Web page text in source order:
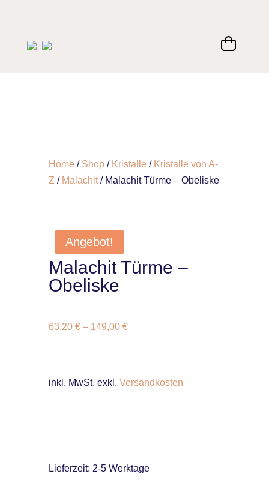
Home / Shop/ Kristalle / Kristalle von A-
Z / Malachit/ Malachit Türme – Obeliske
Angebot!
Malachit Türme –
Obeliske
63,20 €– 149,00 €
inkl. MwSt. exkl. Versandkosten
Lieferzeit: 2-5 Werktage